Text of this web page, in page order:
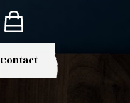
Contact